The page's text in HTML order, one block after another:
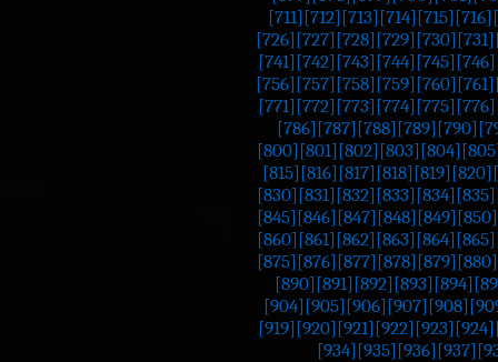
[711] [712] [713] [714] [715] [716]
[726] [727] [728] [729] [730] [731]
[741] [742] [743] [744] [745] [746]
[756] [757] [758] [759] [760] [761]
[771] [772] [773] [774] [775] [776]
[786] [787] [788] [789] [790]
[800] [801] [802] [803] [804]
[815] [816] [817] [818] [819] [820]
[830] [831] [832] [833] [834] [835]
[845] [846] [847] [848] [849] [850]
[860] [861] [862] [863] [864] [865]
[875] [876] [877] [878] [879] [880]
[890] [891] [892] [893] [894]
[904] [905] [906] [907] [908]
[919] [920] [921] [922] [923] [924]
[934] [935] [936] [937]